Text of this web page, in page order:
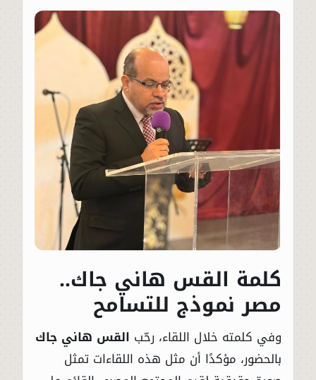
كلمة القس هاني جاك..
مصر نموذج للتسامح
وفي كلمته خلال اللقاء، رحّب القس هاني جاك
بالحضور، مؤكدًا أن مثل هذه اللقاءات تمثل